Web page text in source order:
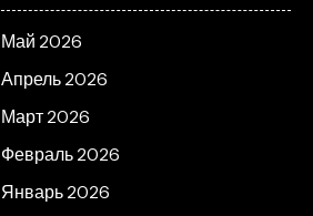
Май 2026
Апрель 2026
Март 2026
Февраль 2026
Январь 2026